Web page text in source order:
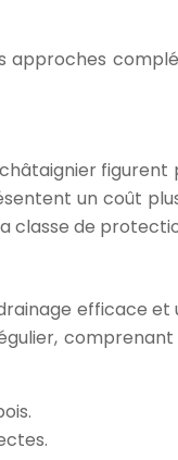
approches
figurent
un coût
classe de
efficace